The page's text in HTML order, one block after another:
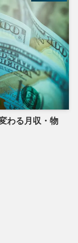
わる月収・物